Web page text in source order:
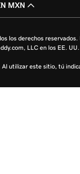
MXN
los derechos
LLC en los EE. UU.
utilizar este sitio, tú